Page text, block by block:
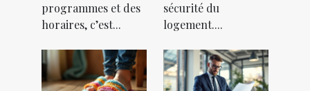
programmes et des
horaires, c’est...
sécurité du
logement....